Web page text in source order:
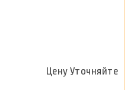
Цену Уточняйте